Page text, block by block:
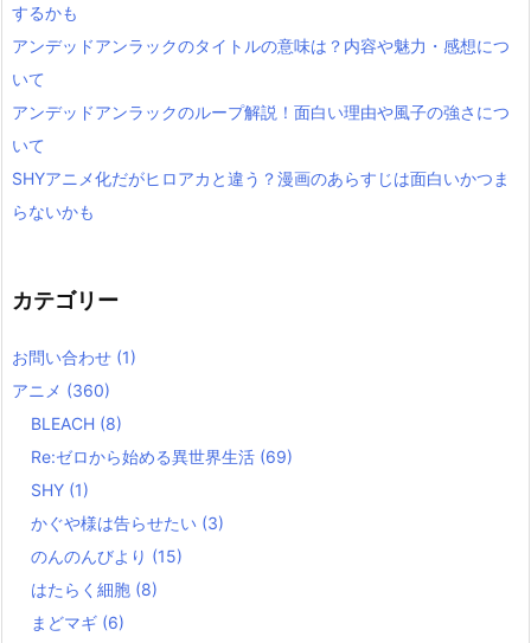
するかも
アンデッドアンラックのタイトルの意味は？内容や魅力・感想につ
いて
アンデッドアンラックのループ解説！面白い理由や風子の強さにつ
いて
SHYアニメ化だがヒロアカと違う？漫画のあらすじは面白いかつま
らないかも
カテゴリー
お問い合わせ (1)
アニメ (360)
BLEACH (8)
Re:ゼロから始める異世界生活 (69)
SHY (1)
かぐや様は告らせたい (3)
のんのんびより (15)
はたらく細胞 (8)
まどマギ (6)